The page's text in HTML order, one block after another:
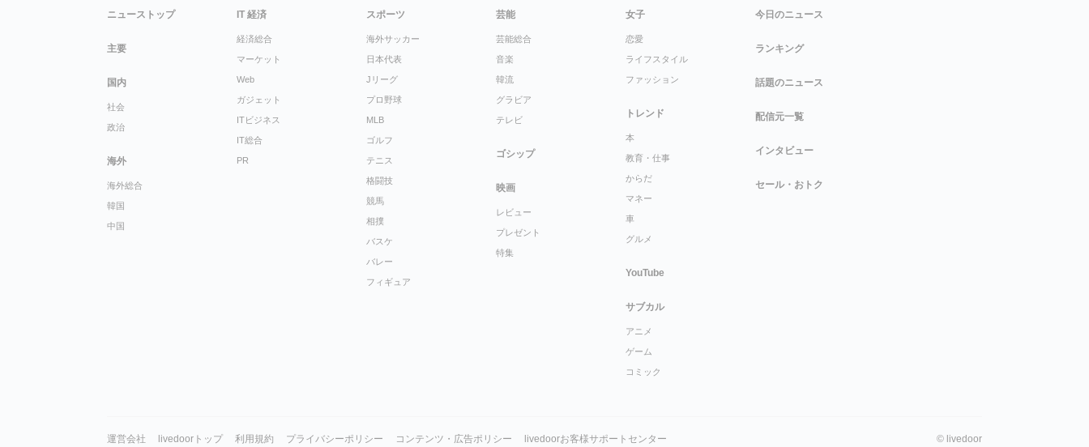
ニューストップ
主要
国内
社会
政治
海外
海外総合
韓国
中国
IT 経済
経済総合
マーケット
Web
ガジェット
ITビジネス
IT総合
PR
スポーツ
海外サッカー
日本代表
Jリーグ
プロ野球
MLB
ゴルフ
テニス
格闘技
競馬
相撲
バスケ
バレー
フィギュア
芸能
芸能総合
音楽
韓流
グラビア
テレビ
ゴシップ
映画
レビュー
プレゼント
特集
女子
恋愛
ライフスタイル
ファッション
トレンド
本
教育・仕事
からだ
マネー
車
グルメ
YouTube
サブカル
アニメ
ゲーム
コミック
今日のニュース
ランキング
話題のニュース
配信元一覧
インタビュー
セール・おトク
運営会社 livedoorトップ 利用規約 プライバシーポリシー コンテンツ・広告ポリシー livedoorお客様サポートセンター © livedoor